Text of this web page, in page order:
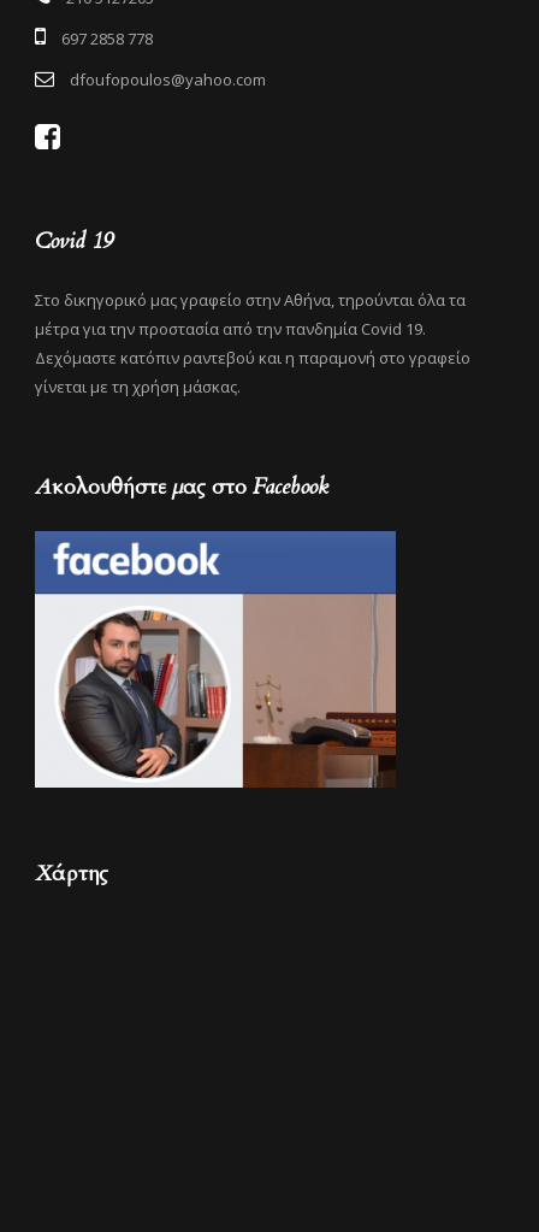
697 2858 778
dfoufopoulos@yahoo.com
Covid 19
Στο δικηγορικό μας γραφείο στην Αθήνα, τηρούνται όλα τα
μέτρα για την προστασία από την πανδημία Covid 19.
Δεχόμαστε κατόπιν ραντεβού και η παραμονή στο γραφείο
γίνεται με τη χρήση μάσκας.
Ακολουθήστε μας στο Facebook
Χάρτης